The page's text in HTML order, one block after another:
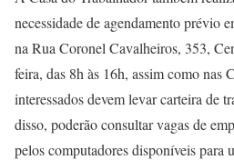
necessidade de agendamento prévio
na Rua Coronel Cavalheiros, 353,
feira, das 8h às 16h, assim como nas
interessados devem levar carteira de
disso, poderão consultar vagas de
pelos computadores disponíveis para